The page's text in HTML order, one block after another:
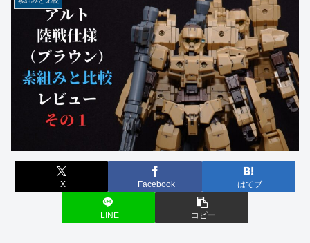
X Facebook はてブ
LINE コピー